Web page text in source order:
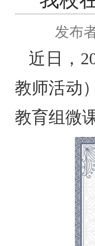
发布
近日，
教师活动
教育组微